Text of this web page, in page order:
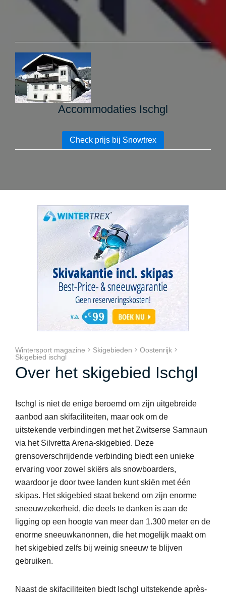
Accommodaties Ischgl
Check prijs bij Snowtrex
Wintersport magazine Skigebieden
Oostenrijk
Skigebied ischgl
Over het skigebied Ischgl
Ischgl is niet de enige beroemd om zijn uitgebreide
aanbod aan skifaciliteiten, maar ook om de
uitstekende verbindingen met het Zwitserse Samnaun
via het Silvretta Arena-skigebied. Deze
grensoverschrijdende verbinding biedt een unieke
ervaring voor zowel skiërs als snowboarders,
waardoor je door twee landen kunt skiën met één
skipas. Het skigebied staat bekend om zijn enorme
sneeuwzekerheid, die deels te danken is aan de
ligging op een hoogte van meer dan 1.300 meter en de
enorme sneeuwkanonnen, die het mogelijk maakt om
het skigebied zelfs bij weinig sneeuw te blijven
gebruiken.
Naast de skifaciliteiten biedt Ischgl uitstekende après-